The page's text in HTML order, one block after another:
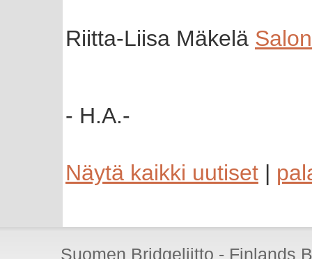
Riitta-Liisa Mäkelä
- H.A.-
Näytä kaikki uutiset |
Suomen Bridgeliitto - Finlands